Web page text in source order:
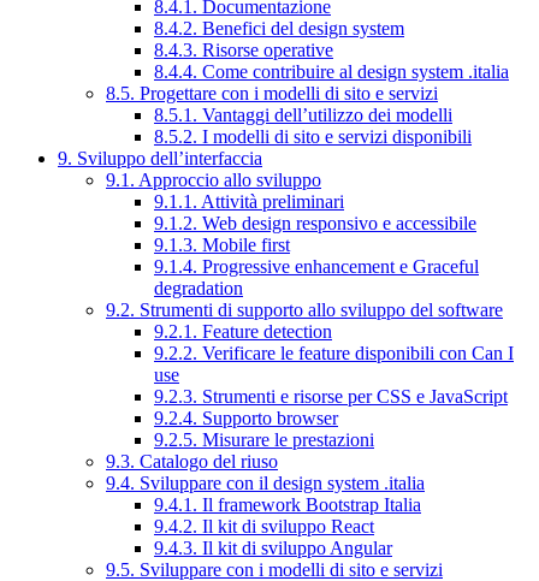
8.4.1. Documentazione
8.4.2. Benefici del design system
8.4.3. Risorse operative
8.4.4. Come contribuire al design system .italia
8.5. Progettare con i modelli di sito e servizi
8.5.1. Vantaggi dell’utilizzo dei modelli
8.5.2. I modelli di sito e servizi disponibili
9. Sviluppo dell’interfaccia
9.1. Approccio allo sviluppo
9.1.1. Attività preliminari
9.1.2. Web design responsivo e accessibile
9.1.3. Mobile first
9.1.4. Progressive enhancement e Graceful
degradation
9.2. Strumenti di supporto allo sviluppo del software
9.2.1. Feature detection
9.2.2. Verificare le feature disponibili con Can I
use
9.2.3. Strumenti e risorse per CSS e JavaScript
9.2.4. Supporto browser
9.2.5. Misurare le prestazioni
9.3. Catalogo del riuso
9.4. Sviluppare con il design system .italia
9.4.1. Il framework Bootstrap Italia
9.4.2. Il kit di sviluppo React
9.4.3. Il kit di sviluppo Angular
9.5. Sviluppare con i modelli di sito e servizi